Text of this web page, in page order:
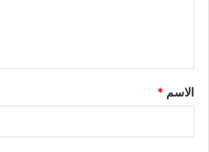
الاسم *